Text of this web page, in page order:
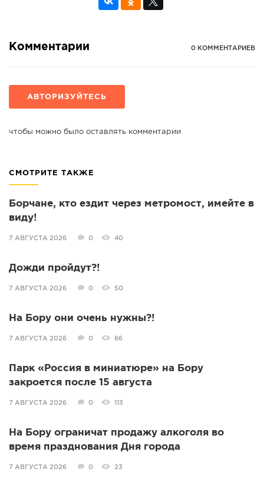
Комментарии 0 КОММЕНТАРИЕВ
АВТОРИЗУЙТЕСЬ
чтобы можно было оставлять комментарии
СМОТРИТЕ ТАКЖЕ
Борчане, кто ездит через метромост, имейте в
виду!
7 АВГУСТА 2026 0 40
Дожди пройдут?!
7 АВГУСТА 2026 0 50
На Бору они очень нужны?!
7 АВГУСТА 2026 0 66
Парк «Россия в миниатюре» на Бору
закроется после 15 августа
7 АВГУСТА 2026 0 113
На Бору ограничат продажу алкоголя во
время празднования Дня города
7 АВГУСТА 2026 0 23